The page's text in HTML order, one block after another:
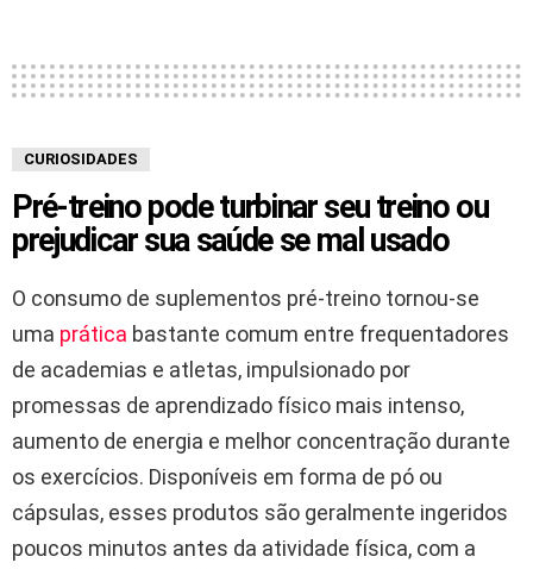
CURIOSIDADES
Pré-treino pode turbinar seu treino ou
prejudicar sua saúde se mal usado
O consumo de suplementos pré-treino tornou-se
uma prática bastante comum entre frequentadores
de academias e atletas, impulsionado por
promessas de aprendizado físico mais intenso,
aumento de energia e melhor concentração durante
os exercícios. Disponíveis em forma de pó ou
cápsulas, esses produtos são geralmente ingeridos
poucos minutos antes da atividade física, com a